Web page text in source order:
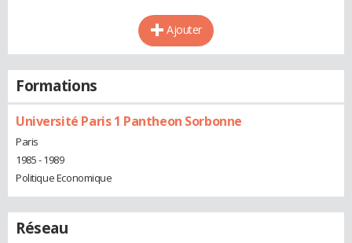
Ajouter
Formations
Université Paris 1 Pantheon Sorbonne
Paris
1985 - 1989
Politique Economique
Réseau